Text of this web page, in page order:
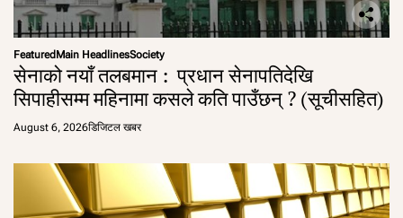
Featured Main HeadlinesSociety
सेनाको नयाँ तलबमान : प्रधान सेनापतिदेखि
सिपाहीसम्म महिनामा कसले कति पाउँछन् ? (सूचीसहित)
August 6, 2026डिजिटल खबर